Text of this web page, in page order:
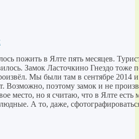
пожить в Ялте пять месяцев.
Замок Ласточкино Гнездо тоже
Мы были там в сентябре 2014
Возможно, поэтому замок и не
место, но я считаю, что в Ялте
А то, даже,